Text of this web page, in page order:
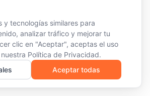
y tecnologías similares para
analizar tráfico y mejorar tu
clic en "Aceptar", aceptas el uso
Política de Privacidad.
Aceptar todas